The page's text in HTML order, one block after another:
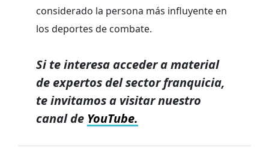
considerado la persona más influyente en
los deportes de combate.
Si te interesa acceder a material
de expertos del sector franquicia,
te invitamos a visitar nuestro
canal de YouTube.